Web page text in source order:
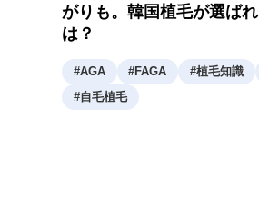
がりも。韓国植毛が選ば
は？
#AGA #FAGA #植毛知識
#自毛植毛